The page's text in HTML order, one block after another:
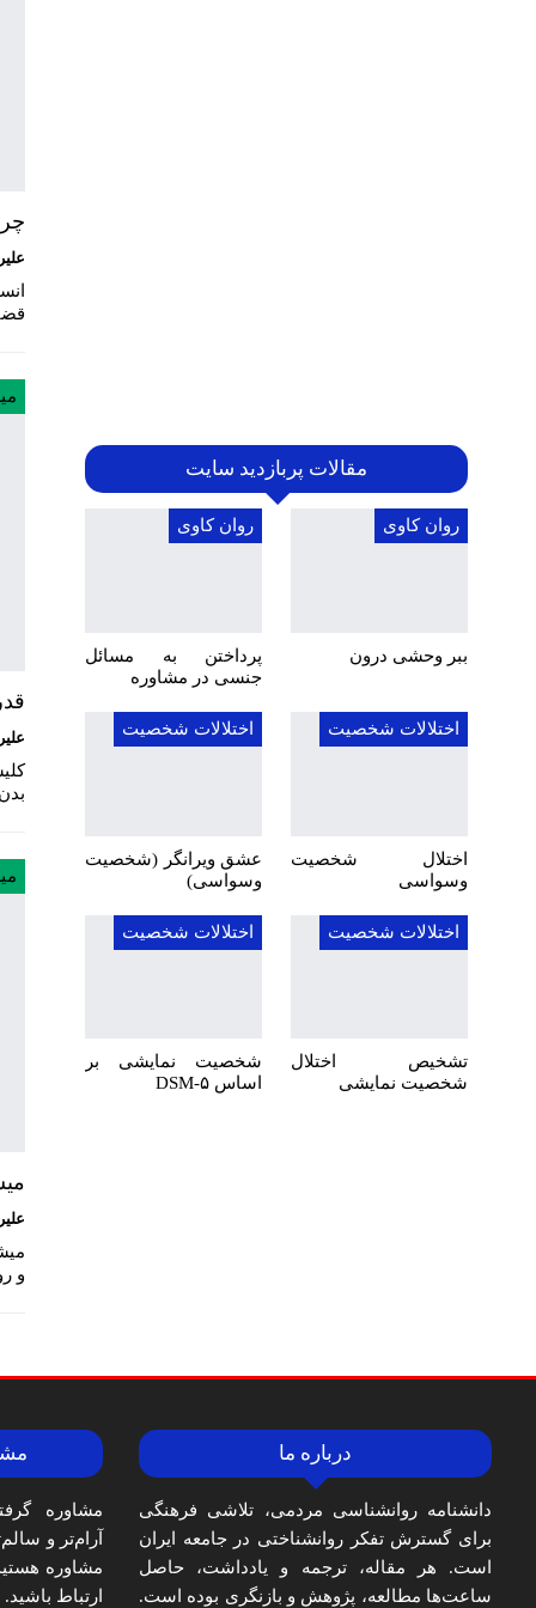
و
مقالات پربازدید سایت
روان کاوی
ببر وحشی درون
روان کاوی
پرداختن به مسائل
جنسی در مشاوره
اختلالات شخصیت
اختلال شخصیت
وسواسی
اختلالات شخصیت
عشق ویرانگر (شخصیت
وسواسی)
اختلالات شخصیت
تشخیص اختلال
شخصیت نمایشی
اختلالات شخصیت
شخصیت نمایشی بر
اساس DSM-۵
درباره ما
دانشنامه روانشناسی مردمی، تلاشی فرهنگی
برای گسترش تفکر روانشناختی در جامعه ایران
است. هر مقاله، ترجمه و یادداشت، حاصل
ساعت‌ها مطالعه، پژوهش و بازنگری بوده است.
مشاوره
آرام‌تر و
مشاوره
ارتباط باشید.